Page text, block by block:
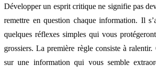
Développer un esprit critique ne signifie pas
remettre en question chaque information. Il
quelques réflexes simples qui vous
grossiers. La première règle consiste à
sur une information qui vous semble